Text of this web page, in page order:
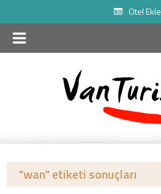
Otel Ekle
"wan" etiketi sonuçları